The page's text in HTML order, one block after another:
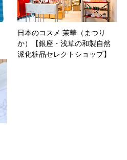
日本のコスメ 茉華（まつり
か）【銀座・浅草の和製自然
派化粧品セレクトショップ】